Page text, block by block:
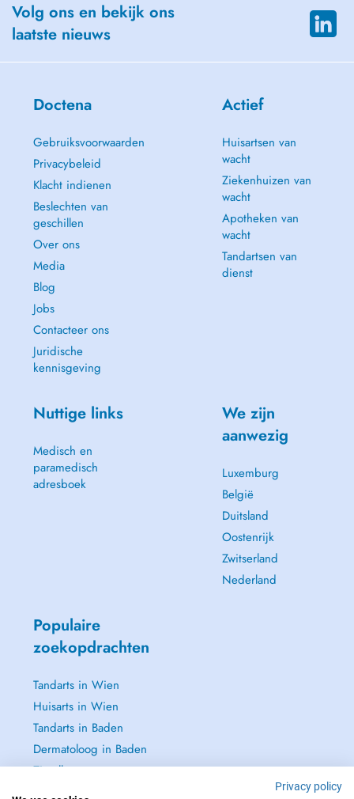
Volg ons en bekijk ons
laatste nieuws
Doctena
Gebruiksvoorwaarden
Privacybeleid
Klacht indienen
Beslechten van
geschillen
Over ons
Media
Blog
Jobs
Contacteer ons
Juridische
kennisgeving
Actief
Huisartsen van
wacht
Ziekenhuizen van
wacht
Apotheken van
wacht
Tandartsen van
dienst
Nuttige links
Medisch en
paramedisch
adresboek
We zijn
aanwezig
Luxemburg
België
Duitsland
Oostenrijk
Zwitserland
Nederland
Populaire
zoekopdrachten
Tandarts in Wien
Huisarts in Wien
Tandarts in Baden
Dermatoloog in Baden
Zie alle →
Privacy policy